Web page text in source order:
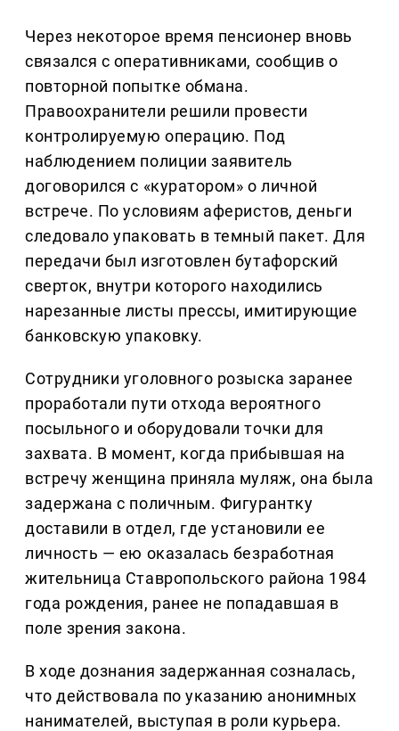
Через некоторое время пенсионер вновь
связался с оперативниками, сообщив о
повторной попытке обмана.
Правоохранители решили провести
контролируемую операцию. Под
наблюдением полиции заявитель
договорился с «куратором» о личной
встрече. По условиям аферистов, деньги
следовало упаковать в темный пакет. Для
передачи был изготовлен бутафорский
сверток, внутри которого находились
нарезанные листы прессы, имитирующие
банковскую упаковку.
Сотрудники уголовного розыска заранее
проработали пути отхода вероятного
посыльного и оборудовали точки для
захвата. В момент, когда прибывшая на
встречу женщина приняла муляж, она была
задержана с поличным. Фигурантку
доставили в отдел, где установили ее
личность — ею оказалась безработная
жительница Ставропольского района 1984
года рождения, ранее не попадавшая в
поле зрения закона.
В ходе дознания задержанная созналась,
что действовала по указанию анонимных
нанимателей, выступая в роли курьера.